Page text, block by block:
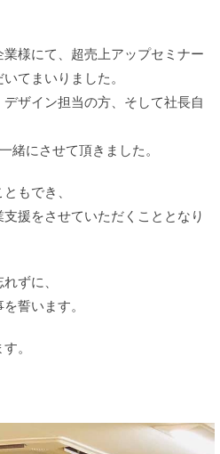
様にて、超売上アップセミナー
てまいりました。
ザイン担当の方、そして社長自
緒にさせて頂きました。
もでき、
援をさせていただくこととなり
ずに、
誓います。
。